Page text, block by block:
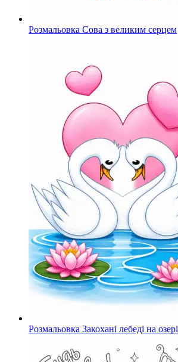
Розмальовка Сова з великим серцем
Розмальовка Закохані лебеді на озері